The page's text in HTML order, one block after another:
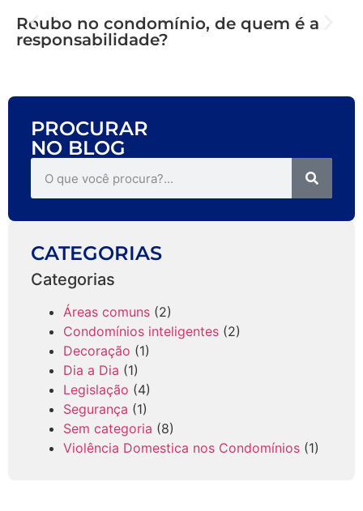
Roubo no condomínio, de quem é a
responsabilidade?
PROCURAR
NO BLOG
CATEGORIAS
Categorias
Áreas comuns (2)
Condomínios inteligentes (2)
Decoração (1)
Dia a Dia (1)
Legislação (4)
Segurança (1)
Sem categoria (8)
Violência Domestica nos Condomínios (1)